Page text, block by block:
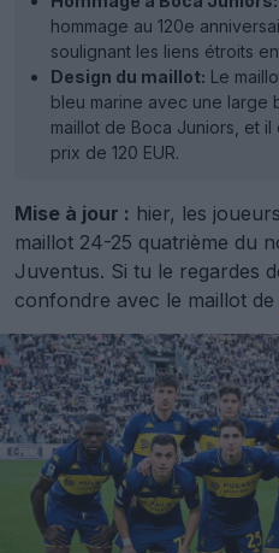
hommage au 120e
soulignant les liens étroits
Design du maillot: Le
bleu marine avec une large
maillot de Boca Juniors, et
prix de 120 EUR.
Mise à jour : hier, les
maillot 24-25 quatrième du
Juventus. Si tu le regardes
confondre avec le maillot de